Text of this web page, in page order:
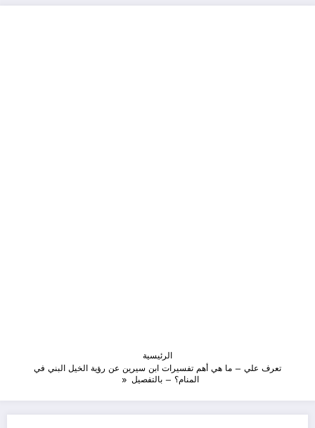
الرئيسية
تعرف علي – ما هي أهم تفسيرات ابن سيرين عن رؤية الخيل البني في
المنام؟ – بالتفصيل